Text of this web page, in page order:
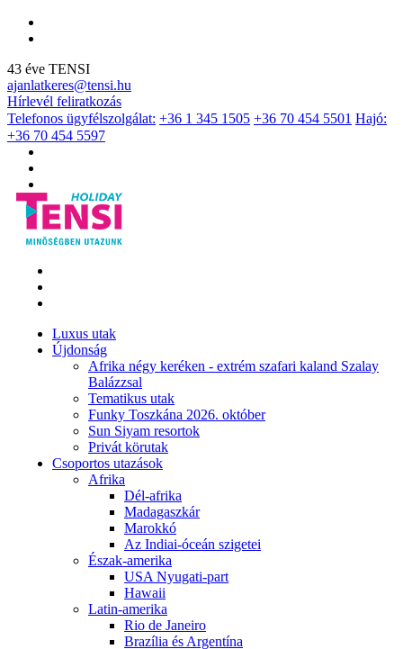
43 éve TENSI
ajanlatkeres@tensi.hu
Hírlevél feliratkozás
Telefonos ügyfélszolgálat: +36 1 345 1505 +36 70 454 5501 Hajó:
+36 70 454 5597
Luxus utak
Újdonság
Afrika négy keréken - extrém szafari kaland Szalay
Balázzsal
Tematikus utak
Funky Toszkána 2026. október
Sun Siyam resortok
Privát körutak
Csoportos utazások
Afrika
Dél-afrika
Madagaszkár
Marokkó
Az Indiai-óceán szigetei
Észak-amerika
USA Nyugati-part
Hawaii
Latin-amerika
Rio de Janeiro
Brazília és Argentína